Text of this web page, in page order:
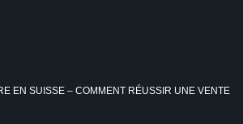
EN SUISSE – COMMENT RÉUSSIR UNE VENTE